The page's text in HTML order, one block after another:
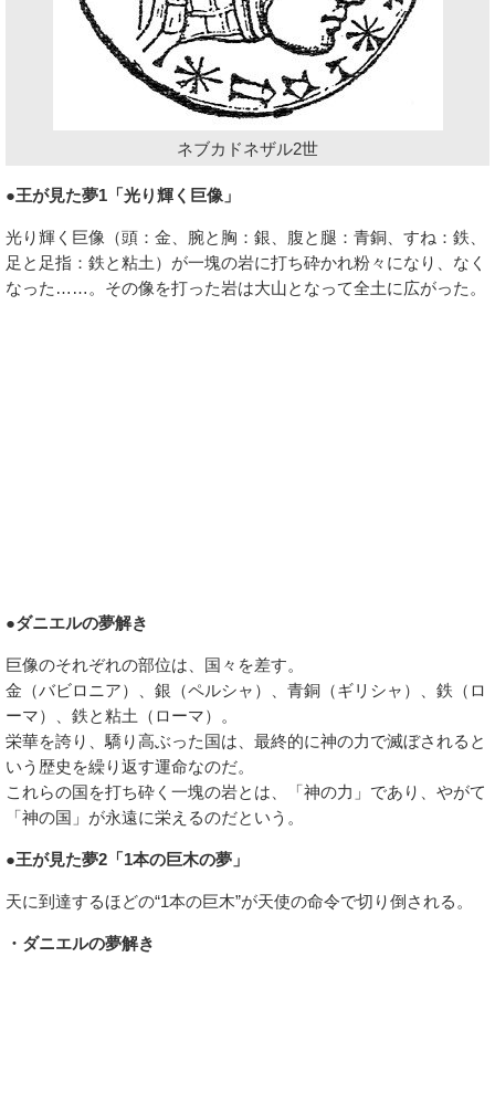
ネブカドネザル2世
●王が見た夢1「光り輝く巨像」
光り輝く巨像（頭：金、腕と胸：銀、腹と腿：青銅、すね：鉄、
足と足指：鉄と粘土）が一塊の岩に打ち砕かれ粉々になり、なく
なった……。その像を打った岩は大山となって全土に広がった。
●ダニエルの夢解き
巨像のそれぞれの部位は、国々を差す。
金（バビロニア）、銀（ペルシャ）、青銅（ギリシャ）、鉄（ロ
ーマ）、鉄と粘土（ローマ）。
栄華を誇り、驕り高ぶった国は、最終的に神の力で滅ぼされると
いう歴史を繰り返す運命なのだ。
これらの国を打ち砕く一塊の岩とは、「神の力」であり、やがて
「神の国」が永遠に栄えるのだという。
●王が見た夢2「1本の巨木の夢」
天に到達するほどの“1本の巨木”が天使の命令で切り倒される。
・ダニエルの夢解き